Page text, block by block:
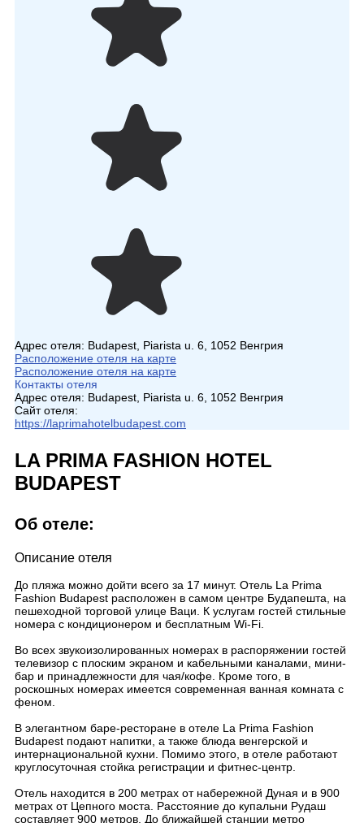
Адрес отеля: Budapest, Piarista u. 6, 1052 Венгрия
Расположение отеля на карте
Расположение отеля на карте
Контакты отеля
Адрес отеля: Budapest, Piarista u. 6, 1052 Венгрия
Сайт отеля:
https://laprimahotelbudapest.com
LA PRIMA FASHION HOTEL
BUDAPEST
Об отеле:
Описание отеля
До пляжа можно дойти всего за 17 минут. Отель La Prima
Fashion Budapest расположен в самом центре Будапешта, на
пешеходной торговой улице Ваци. К услугам гостей стильные
номера с кондиционером и бесплатным Wi-Fi.
Во всех звукоизолированных номерах в распоряжении гостей
телевизор с плоским экраном и кабельными каналами, мини-
бар и принадлежности для чая/кофе. Кроме того, в
роскошных номерах имеется современная ванная комната с
феном.
В элегантном баре-ресторане в отеле La Prima Fashion
Budapest подают напитки, а также блюда венгерской и
интернациональной кухни. Помимо этого, в отеле работают
круглосуточная стойка регистрации и фитнес-центр.
Отель находится в 200 метрах от набережной Дуная и в 900
метрах от Цепного моста. Расстояние до купальни Рудаш
составляет 900 метров. До ближайшей станции метро